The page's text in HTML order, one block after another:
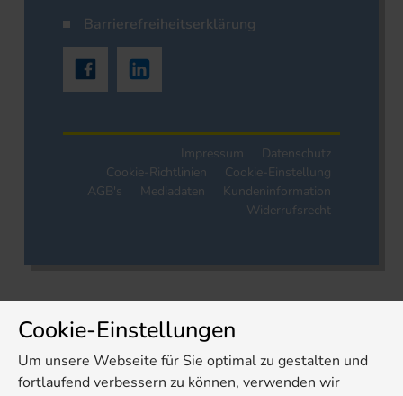
Barrierefreiheitserklärung
Impressum
Datenschutz
Cookie-Richtlinien
Cookie-Einstellung
AGB's
Mediadaten
Kundeninformation
Widerrufsrecht
Cookie-Einstellungen
Um unsere Webseite für Sie optimal zu gestalten und
fortlaufend verbessern zu können, verwenden wir